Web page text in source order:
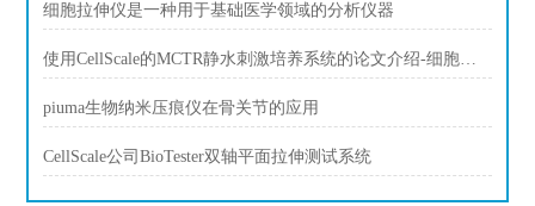
细胞拉伸仪是一种用于基础医学领域的分析仪器
使用CellScale的MCTR静水刺激培养系统的论文介绍-细胞压缩，细胞静水压
piuma生物纳米压痕仪在骨关节的应用
CellScale公司BioTester双轴平面拉伸测试系统